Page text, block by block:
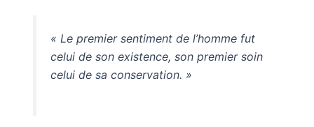
« Le premier sentiment de l’homme fut
celui de son existence, son premier soin
celui de sa conservation. »